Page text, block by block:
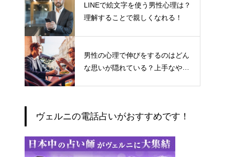
LINEで絵文字を使う男性心理は？
理解することで親しくなれる！
男性の心理で伸びをするのはどん
な思いが隠れている？上手なやり
ヴェルニの電話占いがおすすめです！